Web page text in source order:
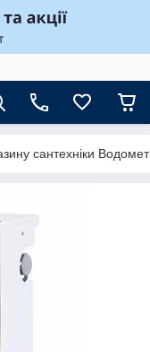
сантехніки Водомет